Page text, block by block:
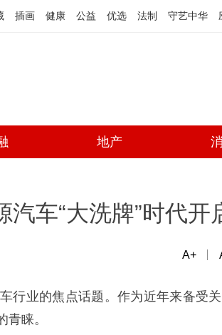
插画 健康 公益 优选 法制 守艺中华
地产
车“大洗牌”时代开
A+
行业的焦点话题。作为近年来备受
睐。